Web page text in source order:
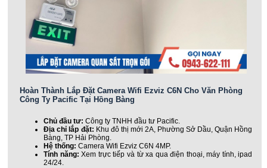
Hoàn Thành Lắp Đặt Camera Wifi Ezviz C6N Cho Văn Phòng
Công Ty Pacific Tại Hồng Bàng
Chủ đầu tư:Công ty TNHH đầu tư Pacific.
Địa chỉ lắp đặt: Khu đô thị mới 2A, Phường Sở Dầu, Quận Hồng
Bàng, TP Hải Phòng.
Hệ thống: Camera Wifi Ezviz C6N 4MP.
Tính năng: Xem trực tiếp và từ xa qua điện thoại, máy tính, ipad
24/24.